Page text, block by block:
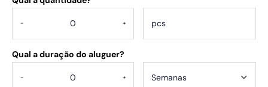
- +
Qual a duração do aluguer?
- +